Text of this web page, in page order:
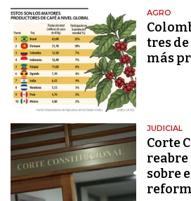
AGRO
tres
más
JUDICIAL
Corte
sobre